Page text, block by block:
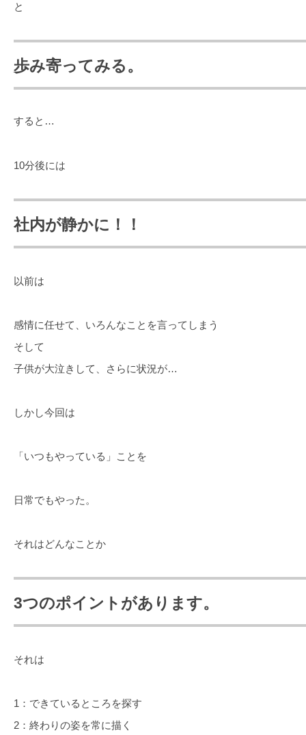
と
歩み寄ってみる。
すると…
10分後には
社内が静かに！！
以前は
感情に任せて、いろんなことを言ってしまう
そして
子供が大泣きして、さらに状況が…
しかし今回は
「いつもやっている」ことを
日常でもやった。
それはどんなことか
3つのポイントがあります。
それは
1：できているところを探す
2：終わりの姿を常に描く